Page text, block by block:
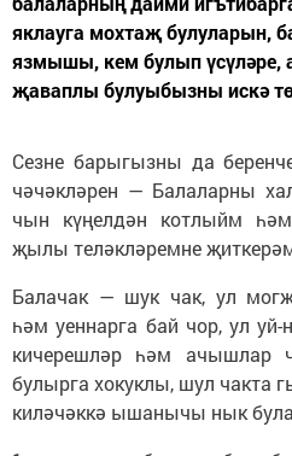
яклауга мохтаҗ булуларын,
язмышы, кем булып үсүләре,
җаваплы булуыбызны искә
Сезне барыгызны да
чәчәкләрен — Балаларны
чын күңелдән котлыйм
җылы теләкләремне
Балачак — шук чак, ул
һәм уеннарга бай чор, ул
кичерешләр һәм ачышлар
булырга хокуклы, шул чакта
киләчәккә ышанычы нык